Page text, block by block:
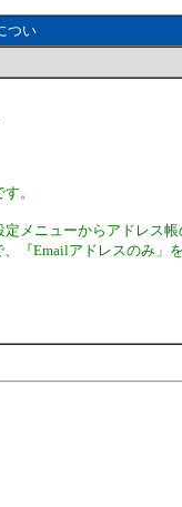
つい
。
メニューからアドレス
『Emailアドレスのみ」